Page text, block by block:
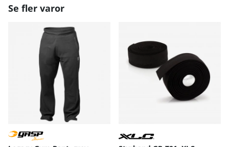
S
Se fler varor